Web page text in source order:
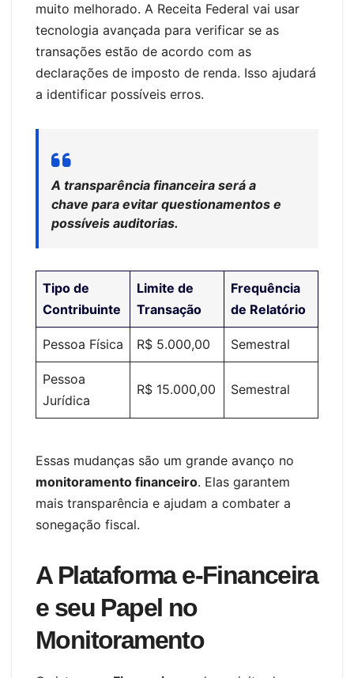
muito melhorado. A Receita Federal vai usar
tecnologia avançada para verificar se as
transações estão de acordo com as
declarações de imposto de renda. Isso ajudará
a identificar possíveis erros.
A transparência financeira será a
chave para evitar questionamentos e
possíveis auditorias.
Tipo de
Contribuinte
Limite de
Transação
Frequência
de Relatório
Pessoa Física R$ 5.000,00 Semestral
Pessoa
Jurídica
R$ 15.000,00 Semestral
Essas mudanças são um grande avanço no
monitoramento financeiro. Elas garantem
mais transparência e ajudam a combater a
sonegação fiscal.
A Plataforma e-Financeira
e seu Papel no
Monitoramento